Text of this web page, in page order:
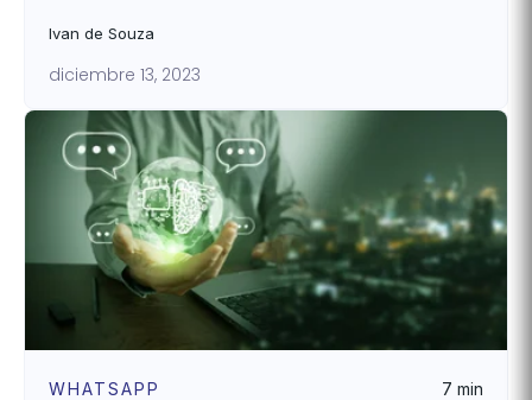
Ivan de Souza
diciembre 13, 2023
WHATSAPP 7 min